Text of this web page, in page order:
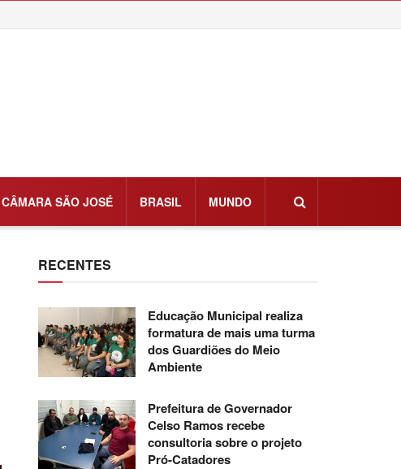
CÂMARA SÃO JOSÉ BRASIL MUNDO
RECENTES
Educação Municipal realiza
formatura de mais uma turma
dos Guardiões do Meio
Ambiente
Prefeitura de Governador
Celso Ramos recebe
consultoria sobre o projeto
Pró-Catadores